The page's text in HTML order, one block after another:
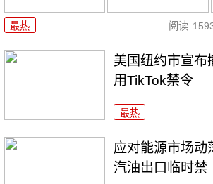
最热 阅读
美国纽约市宣布
用TikTok禁令
最热
应对能源市场动
汽油出口临时禁